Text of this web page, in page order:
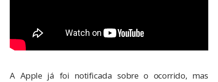
A Apple já foi notificada sobre o ocorrido, mas